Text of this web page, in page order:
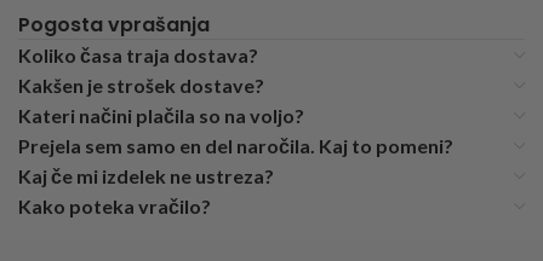
Pogosta vprašanja
Koliko časa traja dostava?
Kakšen je strošek dostave?
Kateri načini plačila so na voljo?
Prejela sem samo en del naročila. Kaj to pomeni?
Kaj če mi izdelek ne ustreza?
Kako poteka vračilo?